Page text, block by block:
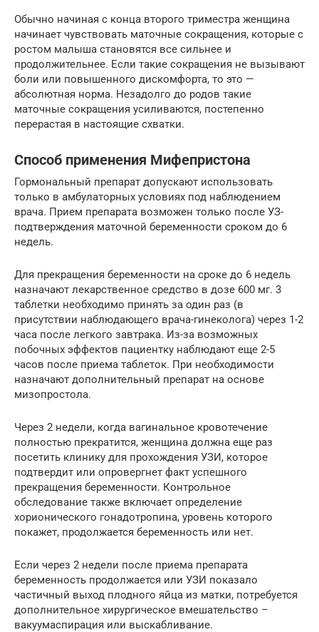
Обычно начиная с конца второго триместра женщина
начинает чувствовать маточные сокращения, которые с
ростом малыша становятся все сильнее и
продолжительнее. Если такие сокращения не вызывают
боли или повышенного дискомфорта, то это —
абсолютная норма. Незадолго до родов такие
маточные сокращения усиливаются, постепенно
перерастая в настоящие схватки.
Способ применения Мифепристона
Гормональный препарат допускают использовать
только в амбулаторных условиях под наблюдением
врача. Прием препарата возможен только после УЗ-
подтверждения маточной беременности сроком до 6
недель.
Для прекращения беременности на сроке до 6 недель
назначают лекарственное средство в дозе 600 мг. 3
таблетки необходимо принять за один раз (в
присутствии наблюдающего врача-гинеколога) через 1-2
часа после легкого завтрака. Из-за возможных
побочных эффектов пациентку наблюдают еще 2-5
часов после приема таблеток. При необходимости
назначают дополнительный препарат на основе
мизопростола.
Через 2 недели, когда вагинальное кровотечение
полностью прекратится, женщина должна еще раз
посетить клинику для прохождения УЗИ, которое
подтвердит или опровергнет факт успешного
прекращения беременности. Контрольное
обследование также включает определение
хорионического гонадотропина, уровень которого
покажет, продолжается беременность или нет.
Если через 2 недели после приема препарата
беременность продолжается или УЗИ показало
частичный выход плодного яйца из матки, потребуется
дополнительное хирургическое вмешательство –
вакуумаспирация или выскабливание.